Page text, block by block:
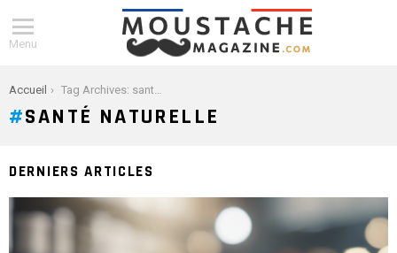
Menu
You are here:
Accueil Tag Archives: santé naturelle
SANTÉ NATURELLE
DERNIERS ARTICLES